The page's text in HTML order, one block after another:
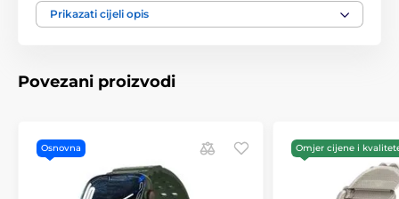
Apple Watch 1 / 2 / 3, 38 mm
Prikazati cijeli opis
Povezani proizvodi
Osnovna Omjer cijene i